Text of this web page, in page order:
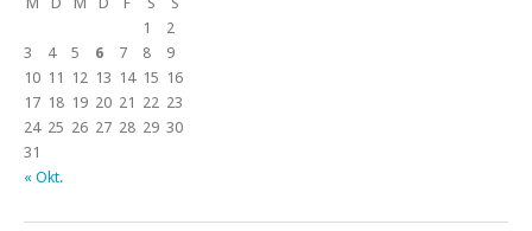
1
2
3
4 5 6 7 8
9
10 11 12 13 14 15 16
17 18 19 20 21 22 23
24 25 26 27 28 29 30
31
« Okt.